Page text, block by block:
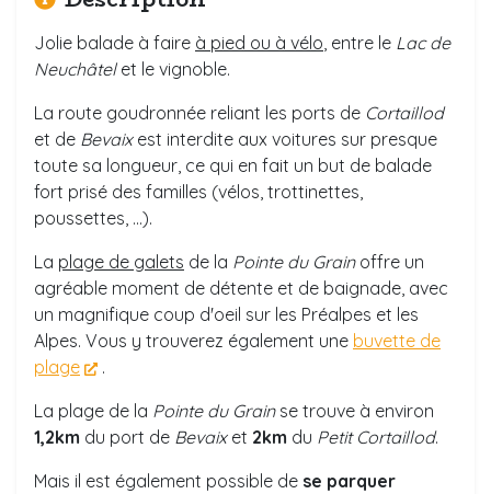
Jolie balade à faire à pied ou à vélo, entre le Lac de
Neuchâtelet le vignoble.
La route goudronnée reliant les ports de Cortaillod
et de Bevaixest interdite aux voitures sur presque
toute sa longueur, ce qui en fait un but de balade
fort prisé des familles (vélos, trottinettes,
poussettes, ...).
La plage de galets de la Pointe du Grainoffre un
agréable moment de détente et de baignade, avec
un magnifique coup d'oeil sur les Préalpes et les
Alpes. Vous y trouverez également une buvette de
plage
.
La plage de la Pointe du Grainse trouve à environ
1,2km du port de Bevaix et 2km du Petit Cortaillod.
Mais il est également possible de se parquer